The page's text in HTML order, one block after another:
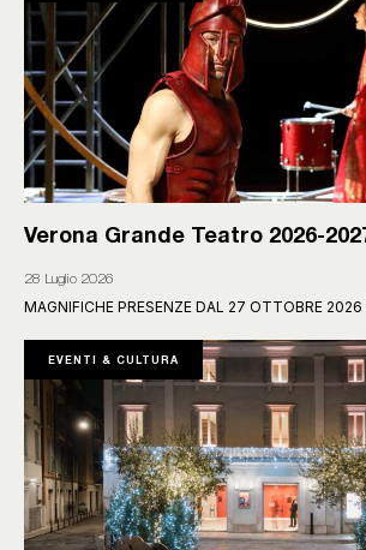
Verona Grande Teatro 2026-
28 Luglio 2026
MAGNIFICHE PRESENZE DAL 27 OTTOBRE
EVENTI & CULTURA